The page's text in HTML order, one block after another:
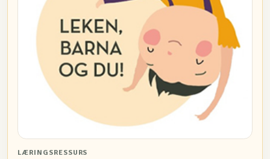
LÆRINGSRESSURS